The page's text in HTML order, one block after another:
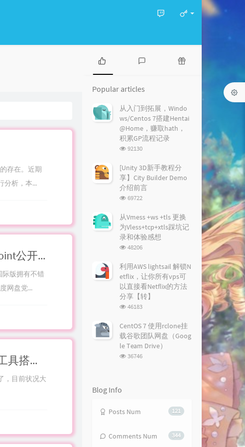
存在。近期
分析，本...
Windows环境下通过python3脚本获取SharePoint公开分享文件列表，搭配Aria2多线程快速批量下载Onedrive整个分享文件夹并自动上传到Onedrive/GoogleDrive
际版拥有不错
网盘党...
使用Youtube-dl/YoutubeDownloader/Mech等工具搭配aria2/ffmpeg手动下载/合并YouTube音视频
，目前状况大
P
p
u
l
a
t
i
c
s
t
e
s
c
o
m
n
t
d
o
a
Popular articles
从入门到拓展，Windo
ws/Centos 7搭建Hentai
@Home，赚取hath，
积累GP流程记录
浏
次
数:
92130
[Unity 3D新手教程分
享】City Builder Demo
介绍前言
浏
次
数:
69722
从Vmess +ws +tls 更换
为Vless+tcp+xtls踩坑记
录和体验感想
浏
次
数:
48206
利用AWS lightsail 解锁N
etflix，让你所有vps可
以直接看Netflix的方法
分享【转】
浏
次
数:
46183
CentOS 7 使用rclone挂
载谷歌团队网盘（Goog
le Team Drive）
浏
36746
Blog Info
121
Posts Num
344
Comments Num